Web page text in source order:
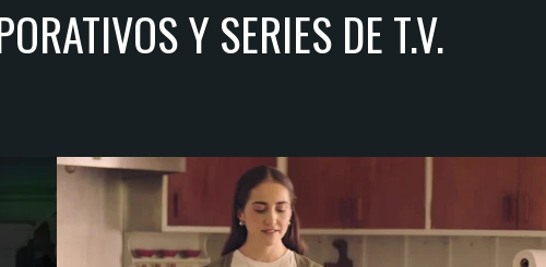
Y SERIES DE T.V.